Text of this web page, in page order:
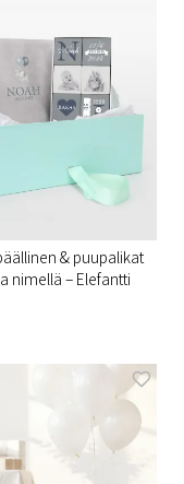
& puupalikat
nimellä – Elefantti